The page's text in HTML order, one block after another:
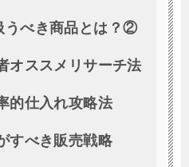
うべき商品とは？②
オススメリサーチ法
的仕入れ攻略法
すべき販売戦略